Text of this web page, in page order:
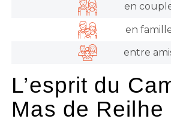
en
en
entre
L’esprit du
Mas de Reilhe